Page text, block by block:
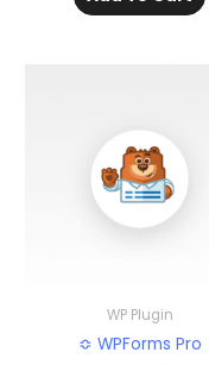
WP Plugin
≎ WPForms Pro